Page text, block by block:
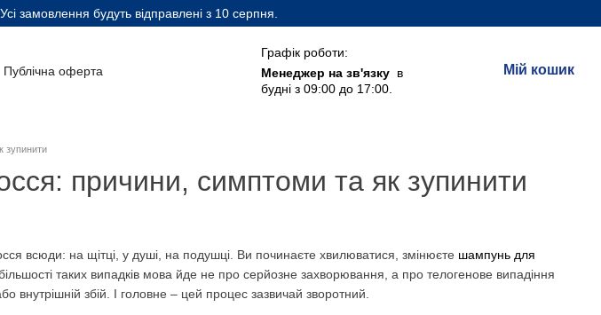
замовлення будуть відправлені з 10 серпня.
Публічна оферта
Графік роботи:
Менеджер на зв'язкув
будні з 09:00 до 17:00.
Мій кошик
зупинити
причини, симптоми та як зупинити
всюди: на щітці, у душі, на подушці. Ви починаєте хвилюватися, змінюєте шампунь для
таких випадків мова йде не про серйозне захворювання, а про телогенове випадіння
внутрішній збій. І головне – цей процес зазвичай зворотний.